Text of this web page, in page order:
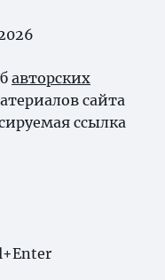
авторских
сайта
ссылка